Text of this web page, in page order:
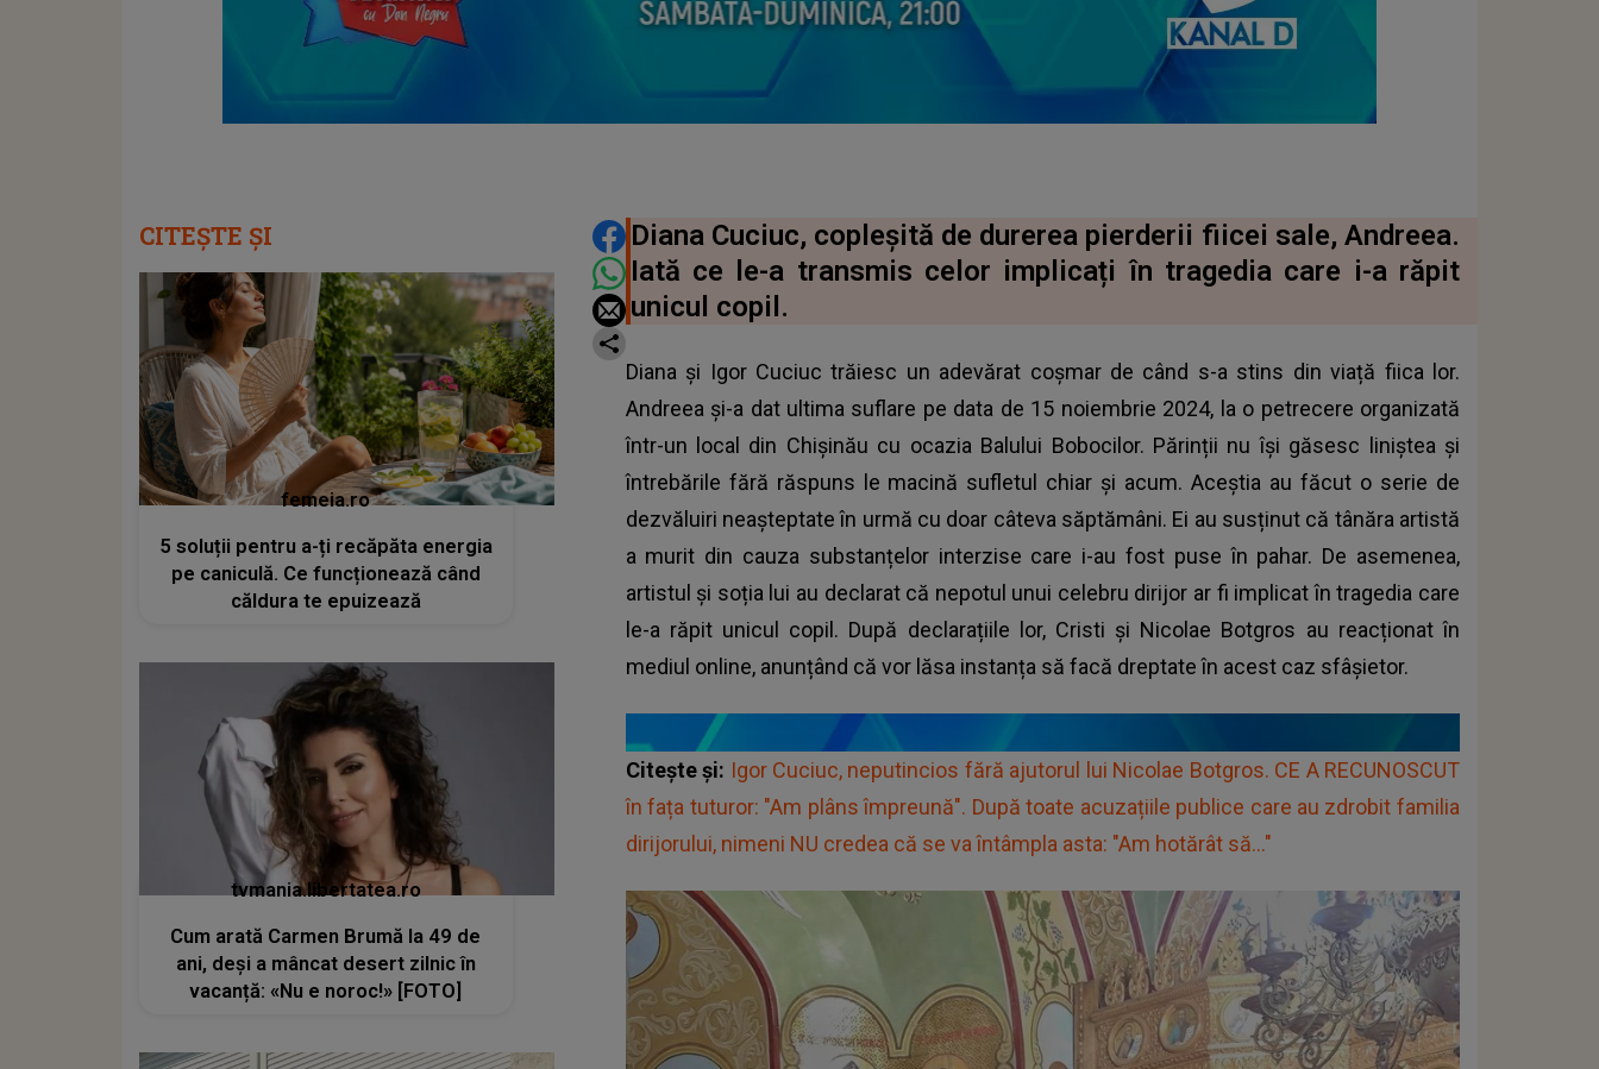
DISTRIBUIE ARTICOLUL
Diana Cuciuc, copleșită de durerea pierderii fiicei sale, Andreea.
Iată ce le-a transmis celor implicați în tragedia care i-a răpit
unicul copil.
Diana și Igor Cuciuc trăiesc un adevărat coșmar de când s-a stins din viață fiica lor.
Andreea și-a dat ultima suflare pe data de 15 noiembrie 2024, la o petrecere organizată
într-un local din Chișinău cu ocazia Balului Bobocilor. Părinții nu își găsesc liniștea și
întrebările fără răspuns le macină sufletul chiar și acum. Aceștia au făcut o serie de
dezvăluiri neașteptate în urmă cu doar câteva săptămâni. Ei au susținut că tânăra artistă
a murit din cauza substanțelor interzise care i-au fost puse în pahar. De asemenea,
artistul și soția lui au declarat că nepotul unui celebru dirijor ar fi implicat în tragedia care
le-a răpit unicul copil. După declarațiile lor, Cristi și Nicolae Botgros au reacționat în
mediul online, anunțând că vor lăsa instanța să facă dreptate în acest caz sfâșietor.
Citește și: Igor Cuciuc, neputincios fără ajutorul lui Nicolae Botgros. CE A RECUNOSCUT
în fața tuturor: "Am plâns împreună". După toate acuzațiile publice care au zdrobit familia
dirijorului, nimeni NU credea că se va întâmpla asta: "Am hotărât să..."
CITEȘTE ȘI
femeia.ro
5 soluții pentru a-ți recăpăta energia
pe caniculă. Ce funcționează când
căldura te epuizează
tvmania.libertatea.ro
Cum arată Carmen Brumă la 49 de
ani, deși a mâncat desert zilnic în
vacanță: «Nu e noroc!» [FOTO]